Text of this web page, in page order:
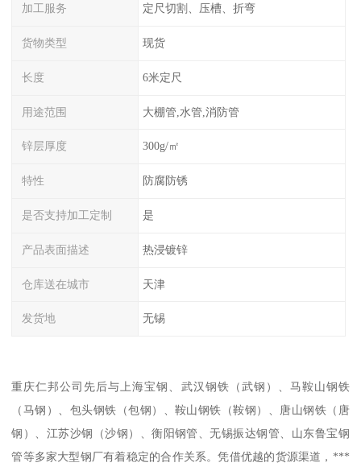
加工服务 定尺切割、压槽、折弯
货物类型 现货
长度 6米定尺
用途范围 大棚管,水管,消防管
锌层厚度 300g/㎡
特性 防腐防锈
是否支持加工定制 是
产品表面描述 热浸镀锌
仓库送在城市 天津
发货地 无锡
重庆仁邦公司先后与上海宝钢、武汉钢铁（武钢）、马鞍山钢铁
（马钢）、包头钢铁（包钢）、鞍山钢铁（鞍钢）、唐山钢铁（唐
钢）、江苏沙钢（沙钢）、衡阳钢管、无锡振达钢管、山东鲁宝钢
管等多家大型钢厂有着稳定的合作关系。凭借优越的货源渠道，***